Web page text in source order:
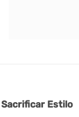
Sacrificar Estilo